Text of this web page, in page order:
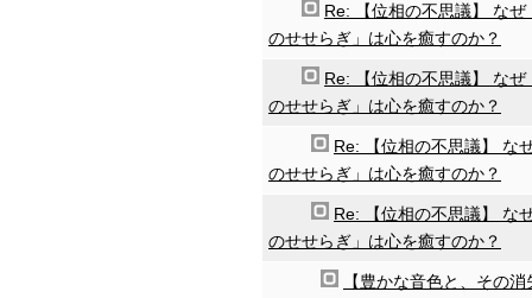
Re: 【位相の不思議】 なぜ
のせせらぎ」は心を癒すのか？
Re: 【位相の不思議】 なぜ
のせせらぎ」は心を癒すのか？
Re: 【位相の不思議】 な
のせせらぎ」は心を癒すのか？
Re: 【位相の不思議】 な
のせせらぎ」は心を癒すのか？
【豊かな音色と、その消